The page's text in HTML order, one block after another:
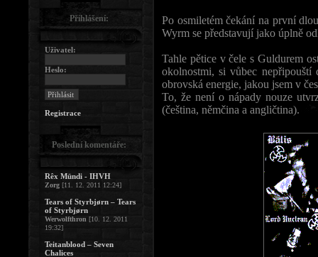
Po osmiletém čekání na první
Wyrm se představují jako úplně
Tahle pětice v čele s Guldurem
okolnostmi, si vůbec
obrovská energie, jakou jsem v
To, že není o nápady nouze
(čeština, němčina a angličtina).
Přihlášení:
Uživatel:
Heslo:
Registrace
Poslední komentáře:
Rêx Mündi - IHVH
Zorg [11. 12. 2011 12:24]
Tears of Styrbjørn – Tears
of Styrbjørn
Werwolfthron [10. 12. 2011
19:32]
Teitanblood – Seven
Chalices